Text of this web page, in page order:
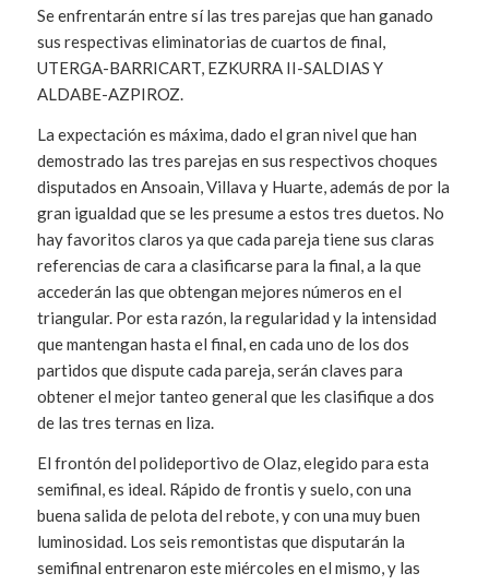
Se enfrentarán entre sí las tres parejas que han ganado
sus respectivas eliminatorias de cuartos de final,
UTERGA-BARRICART, EZKURRA II-SALDIAS Y
ALDABE-AZPIROZ.
La expectación es máxima, dado el gran nivel que han
demostrado las tres parejas en sus respectivos choques
disputados en Ansoain, Villava y Huarte, además de por la
gran igualdad que se les presume a estos tres duetos. No
hay favoritos claros ya que cada pareja tiene sus claras
referencias de cara a clasificarse para la final, a la que
accederán las que obtengan mejores números en el
triangular. Por esta razón, la regularidad y la intensidad
que mantengan hasta el final, en cada uno de los dos
partidos que dispute cada pareja, serán claves para
obtener el mejor tanteo general que les clasifique a dos
de las tres ternas en liza.
El frontón del polideportivo de Olaz, elegido para esta
semifinal, es ideal. Rápido de frontis y suelo, con una
buena salida de pelota del rebote, y con una muy buen
luminosidad. Los seis remontistas que disputarán la
semifinal entrenaron este miércoles en el mismo, y las